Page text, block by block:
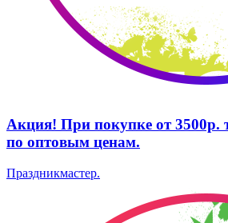
Акция! При покупке от 3500р.
по оптовым ценам.
Праздникмастер.